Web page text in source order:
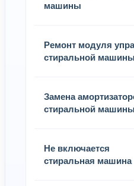
машины
Ремонт модуля
стиральной машины
Замена
стиральной машины
Не включается
стиральная машина